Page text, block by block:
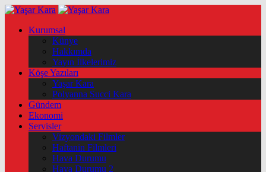
Kurumsal
Künye
Hakkımda
Yayın İlkelerimiz
Köşe Yazıları
Yaşar Kara
Polyanna Succi Kara
Gündem
Ekonomi
Servisler
Vizyondaki Filmler
Haftanin Filmleri
Hava Durumu
Hava Durumu 2